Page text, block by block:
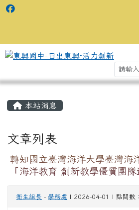
本站消息
文章列表
轉知國立臺灣海洋大學臺灣海
「海洋教育 創新教學優質團
衛生組長 - 學務處 | 2026-04-01 | 點閱數